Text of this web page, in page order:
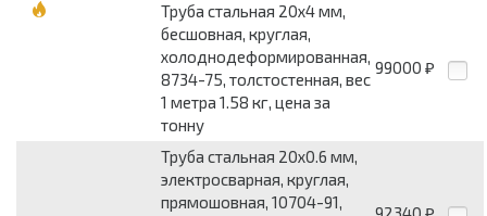
Труба стальная 20x4 мм,
бесшовная, круглая,
холоднодеформированная,
8734-75, толстостенная, вес
1 метра 1.58 кг, цена за
тонну
99000 ₽
Труба стальная 20x0.6 мм,
электросварная, круглая,
прямошовная, 10704-91,
₽